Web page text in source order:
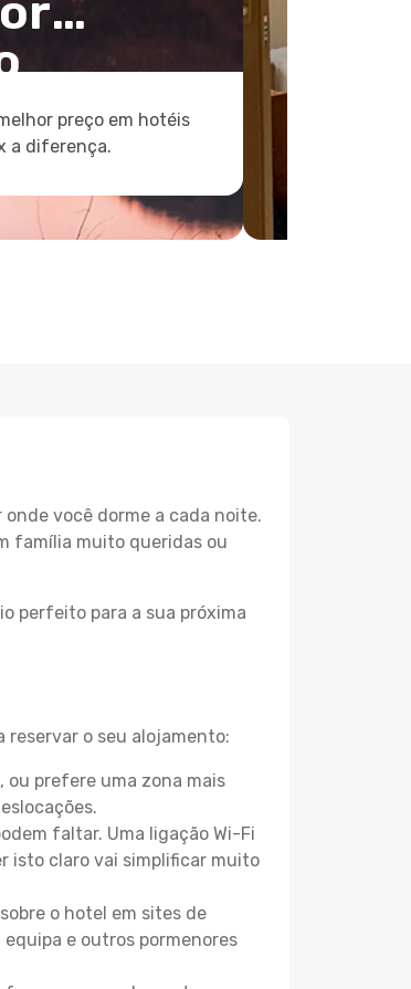
preço em hotéis
a diferença.
você dorme a cada noite.
família muito queridas ou
perfeito para a sua próxima
reservar o seu alojamento:
ou prefere uma zona mais
faltar. Uma ligação Wi-Fi
isto claro vai simplificar muito
o hotel em sites de
e outros pormenores